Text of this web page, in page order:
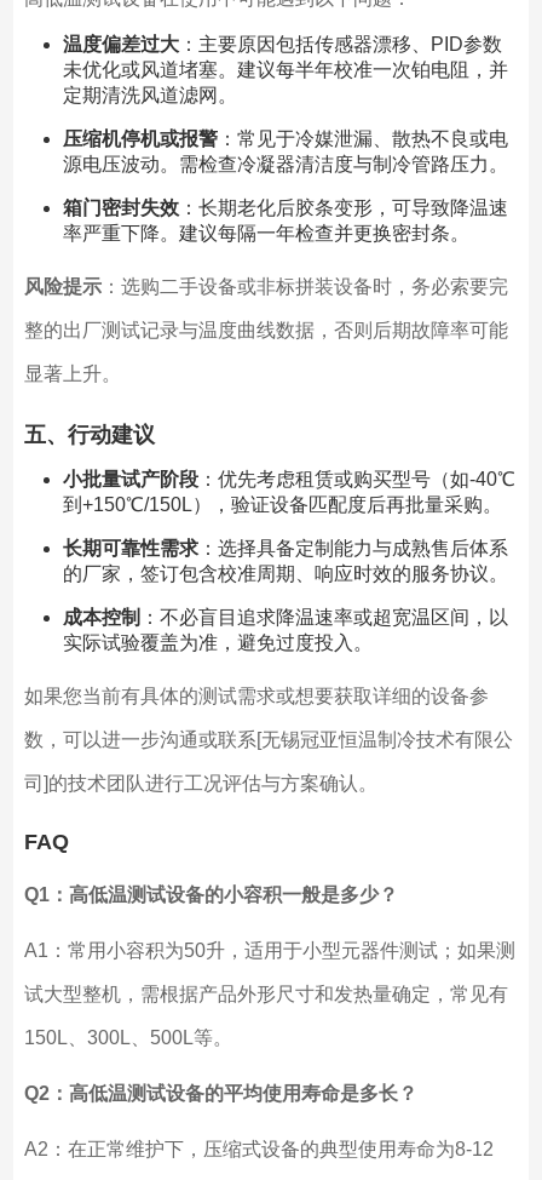
温度偏差过大：主要原因包括传感器漂移、PID参数
未优化或风道堵塞。建议每半年校准一次铂电阻，并
定期清洗风道滤网。
压缩机停机或报警：常见于冷媒泄漏、散热不良或电
源电压波动。需检查冷凝器清洁度与制冷管路压力。
箱门密封失效：长期老化后胶条变形，可导致降温速
率严重下降。建议每隔一年检查并更换密封条。
风险提示：选购二手设备或非标拼装设备时，务必索要完
整的出厂测试记录与温度曲线数据，否则后期故障率可能
显著上升。
五、行动建议
小批量试产阶段：优先考虑租赁或购买型号（如-40℃
到+150℃/150L），验证设备匹配度后再批量采购。
长期可靠性需求：选择具备定制能力与成熟售后体系
的厂家，签订包含校准周期、响应时效的服务协议。
成本控制 ：不必盲目追求降温速率或超宽温区间，以
实际试验覆盖为准，避免过度投入。
如果您当前有具体的测试需求或想要获取详细的设备参
数，可以进一步沟通或联系[无锡冠亚恒温制冷技术有限公
司]的技术团队进行工况评估与方案确认。
FAQ
Q1：高低温测试设备的小容积一般是多少？
A1：常用小容积为50升，适用于小型元器件测试；如果测
试大型整机，需根据产品外形尺寸和发热量确定，常见有
150L、300L、500L等。
Q2：高低温测试设备的平均使用寿命是多长？
A2：在正常维护下，压缩式设备的典型使用寿命为8-12